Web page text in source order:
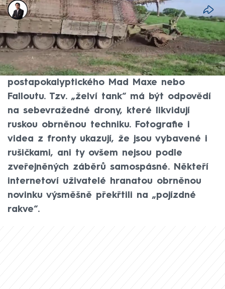
Viet Tran
19. kvě 2024, 10:27
Válka tlačí obě strany k nevšedním
vynálezům. Rusové tentokrát vsadili na
výtvor, který by si leckdo spletl s mašinou z
postapokalyptického Mad Maxe nebo
Falloutu. Tzv. „želví tank“ má být odpovědí
na sebevražedné drony, které likvidují
ruskou obrněnou techniku. Fotografie i
videa z fronty ukazují, že jsou vybavené i
rušičkami, ani ty ovšem nejsou podle
zveřejněných záběrů samospásné. Někteří
internetoví uživatelé hranatou obrněnou
novinku výsměšně překřtili na „pojízdné
rakve“.